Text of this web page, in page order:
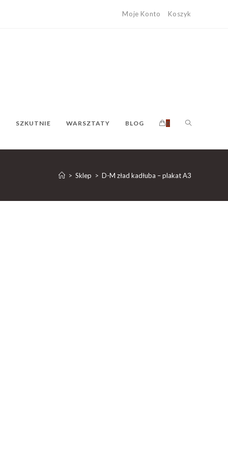
Moje Konto Koszyk
SZKUTNIE WARSZTATY BLOG 0
> Sklep > D-M zład kadłuba – plakat A3